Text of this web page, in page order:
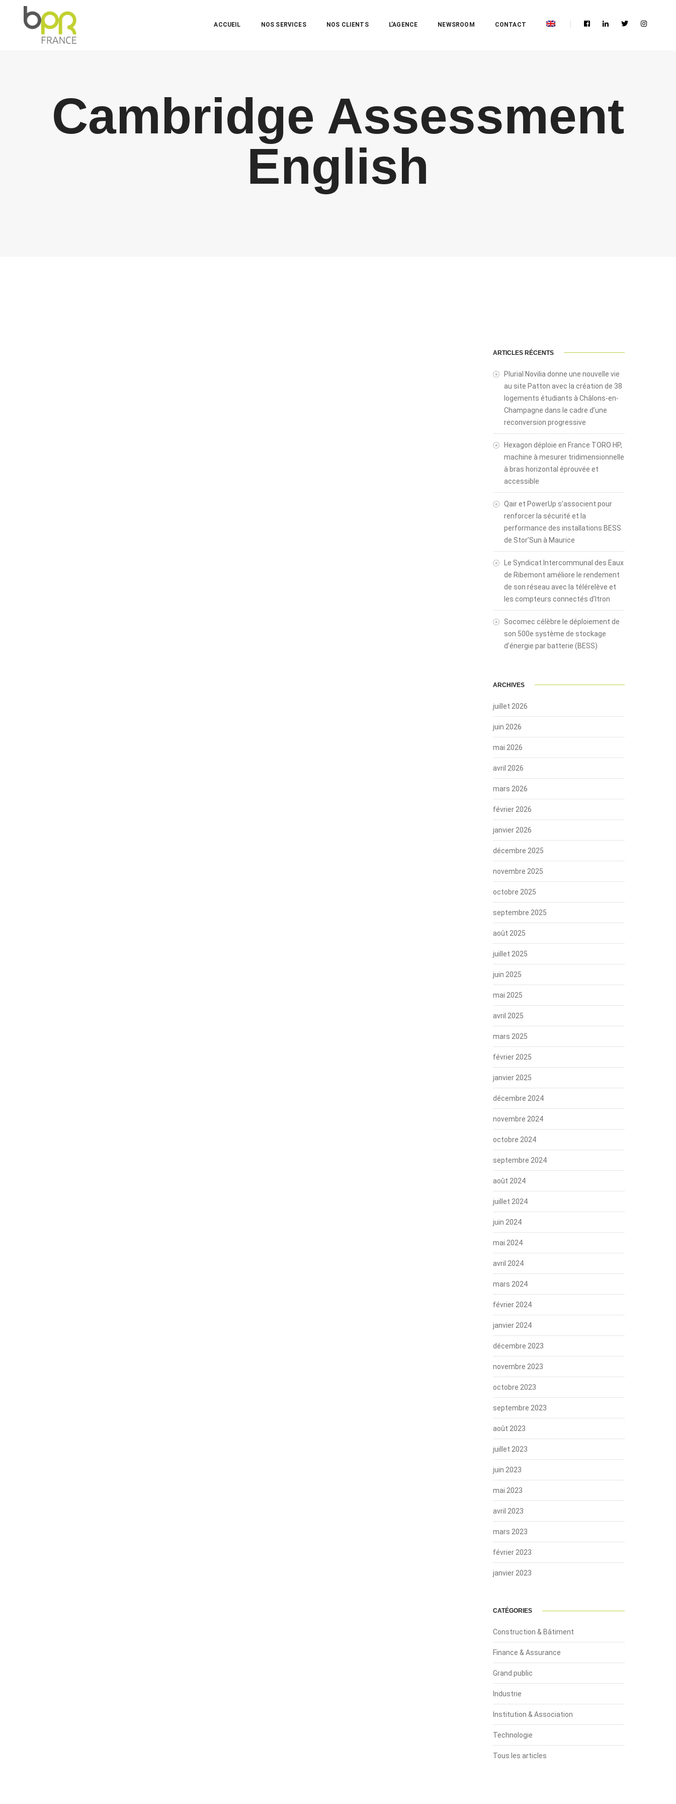
ACCUEIL NOS SERVICES NOS CLIENTS L’AGENCE NEWSROOM CONTACT
Cambridge Assessment
English
ARTICLES RÉCENTS
Plurial Novilia donne une nouvelle vie
au site Patton avec la création de 38
logements étudiants à Châlons-en-
Champagne dans le cadre d’une
reconversion progressive
Hexagon déploie en France TORO HP,
machine à mesurer tridimensionnelle
à bras horizontal éprouvée et
accessible
Qair et PowerUp s’associent pour
renforcer la sécurité et la
performance des installations BESS
de Stor’Sun à Maurice
Le Syndicat Intercommunal des Eaux
de Ribemont améliore le rendement
de son réseau avec la télérelève et
les compteurs connectés d’Itron
Socomec célèbre le déploiement de
son 500e système de stockage
d’énergie par batterie (BESS)
ARCHIVES
juillet 2026
juin 2026
mai 2026
avril 2026
mars 2026
février 2026
janvier 2026
décembre 2025
novembre 2025
octobre 2025
septembre 2025
août 2025
juillet 2025
juin 2025
mai 2025
avril 2025
mars 2025
février 2025
janvier 2025
décembre 2024
novembre 2024
octobre 2024
septembre 2024
août 2024
juillet 2024
juin 2024
mai 2024
avril 2024
mars 2024
février 2024
janvier 2024
décembre 2023
novembre 2023
octobre 2023
septembre 2023
août 2023
juillet 2023
juin 2023
mai 2023
avril 2023
mars 2023
février 2023
janvier 2023
CATÉGORIES
Construction & Bâtiment
Finance & Assurance
Grand public
Industrie
Institution & Association
Technologie
Tous les articles